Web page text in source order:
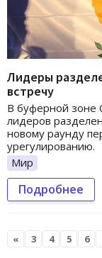
Лидеры
встречу
В буферной зоне
лидеров
новому раунду
урегулированию.
Мир
Подробнее
« 3 4 5 6